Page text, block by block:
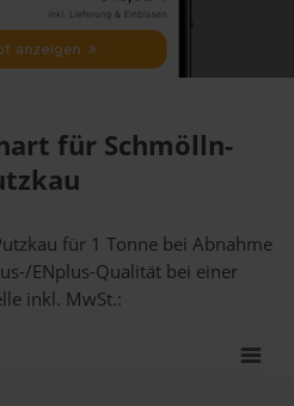
für Schmölln-
für 1 Tonne bei Abnahme
ENplus-Qualität bei einer
inkl. MwSt.: